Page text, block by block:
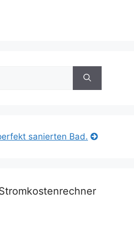
sanierten Bad.